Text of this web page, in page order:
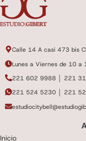
Calle 14 A casi 473 bis
Lunes a Viernes de 10 a
221 602 9988 │ 221
221 524 5230 │ 221
Inicio